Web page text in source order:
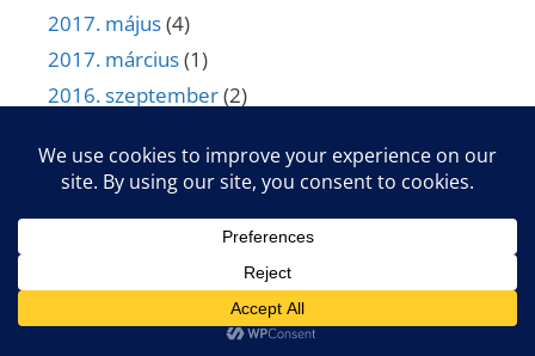
2017. május(4)
2017. március(1)
2016. szeptember(2)
2016. május(1)
2016. március
(1)